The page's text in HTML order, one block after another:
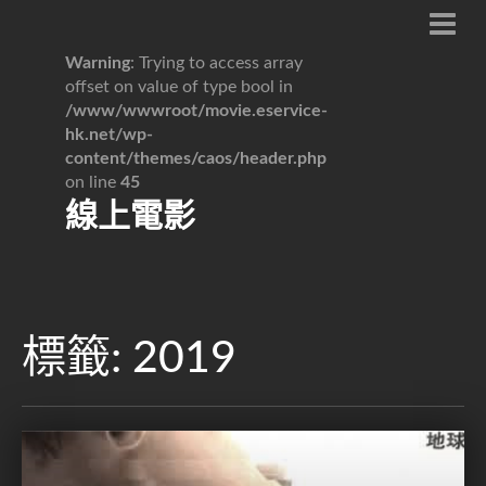
Warning: Trying to access array
offset on value of type bool in
/www/wwwroot/movie.eservice-
hk.net/wp-
content/themes/caos/header.php
on line 45
線上電影
標籤: 2019